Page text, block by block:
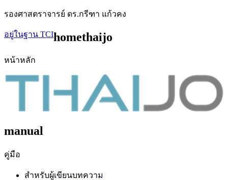
รองศาสตราจารย์ ดร.กรีฑา แก้วคง
อยู่ในฐาน TCIhomethaijo
หน้าหลัก
manual
คู่มือ
สำหรับผู้เขียนบทความ